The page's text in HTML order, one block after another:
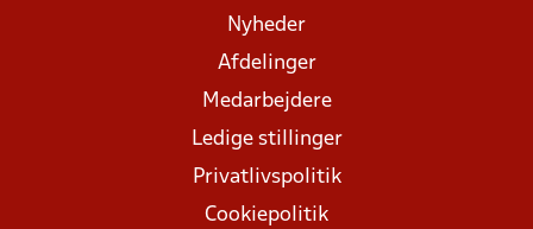
Nyheder
Afdelinger
Medarbejdere
Ledige stillinger
Privatlivspolitik
Cookiepolitik